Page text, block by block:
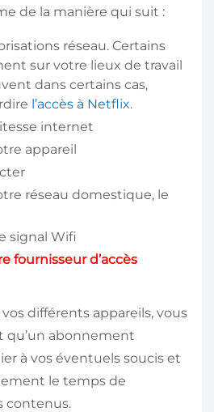
de la manière qui suit :
réseau. Certains
sur votre lieux de travail
dans certains cas,
l’accès à Netflix.
internet
appareil
réseau domestique, le
signal Wifi
fournisseur d’accès
différents appareils, vous
qu’un abonnement
à vos éventuels soucis et
le temps de
contenus.